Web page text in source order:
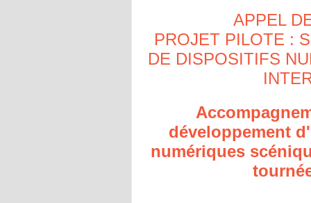
APPEL
PROJET PILOTE :
DE DISPOSITIFS
développement
numériques